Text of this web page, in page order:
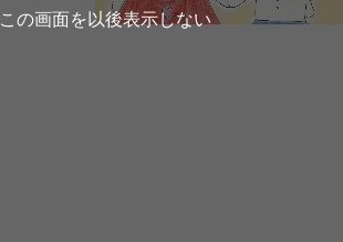
この画面を以後表示しない